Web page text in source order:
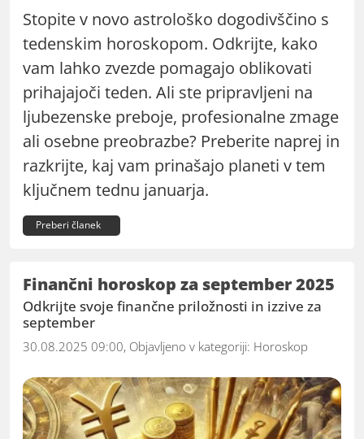
Stopite v novo astrološko dogodivščino s
tedenskim horoskopom. Odkrijte, kako
vam lahko zvezde pomagajo oblikovati
prihajajoči teden. Ali ste pripravljeni na
ljubezenske preboje, profesionalne zmage
ali osebne preobrazbe? Preberite naprej in
razkrijte, kaj vam prinašajo planeti v tem
ključnem tednu januarja.
Preberi članek
Finančni horoskop za september 2025
Odkrijte svoje finančne priložnosti in izzive za
september
30.08.2025 09:00, Objavljeno v kategoriji: Horoskop